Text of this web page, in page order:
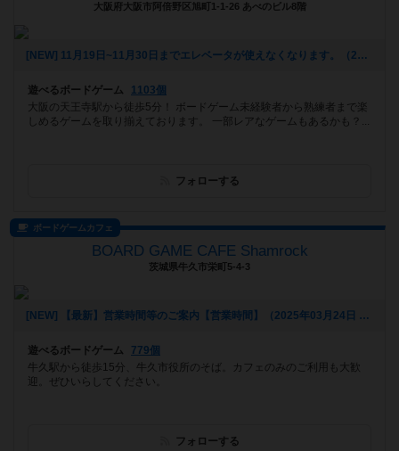
大阪府大阪市阿倍野区旭町1-1-26 あべのビル8階
[NEW] 11月19日~11月30日までエレベータが使えなくなります。（2025年10月20日 16時13分）
遊べるボードゲーム
1103個
大阪の天王寺駅から徒歩5分！ ボードゲーム未経験者から熟練者まで楽
しめるゲームを取り揃えております。 一部レアなゲームもあるかも？...
フォローする
ボードゲームカフェ
BOARD GAME CAFE Shamrock
茨城県牛久市栄町5-4-3
[NEW] 【最新】営業時間等のご案内【営業時間】（2025年03月24日 13時02分）
遊べるボードゲーム
779個
牛久駅から徒歩15分、牛久市役所のそば。カフェのみのご利用も大歓
迎。ぜひいらしてください。
フォローする